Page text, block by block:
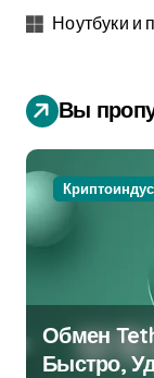
Ноутбуки и
Вы
Обмен
Быстро,